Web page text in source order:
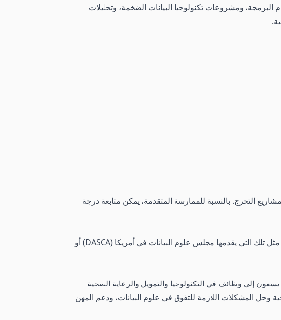
البرمجة، ومشروعات تكنولوجيا البيانات الضخمة، وتحليلات
التخرج. بالنسبة للممارسة المتقدمة، يمكن متابعة درجة
يمكن للخريجين الحصول على درجة في علوم البيانات ومتابعة التعليم الإضافي أو الشهادات المهنية، مثل تلك التي يقدمها مجلس علوم البيانات في أمريكا (DASCA) أو
يسعون إلى وظائف في التكنولوجيا والتمويل والرعاية الصحية
وحل المشكلات اللازمة للتفوق في علوم البيانات، ودعم المهن